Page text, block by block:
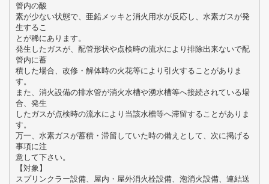
管内の酸
素が少ない状態で、亜鉛メッキと消火用水が反応し、水素ガスが発
生するこ
とが稀にあります。
発生したガスが、配管形状や点検時の流水により排除出来ないで配
管内に蓄
積した場合、改修・解体時の火花等により引火することがありま
す。
また、消火設備の排水管が消火水槽や湧水槽等へ接続されている場
合、発生
したガスが点検時の流水により当該水槽等へ滞留することがありま
す。
万一、水素ガスが蓄積・滞留していた時の備えとして、次に掲げる
事項に注
意して下さい。
【対象】
スプリンクラー設備、屋内・屋外消火栓設備、泡消火設備、連結送